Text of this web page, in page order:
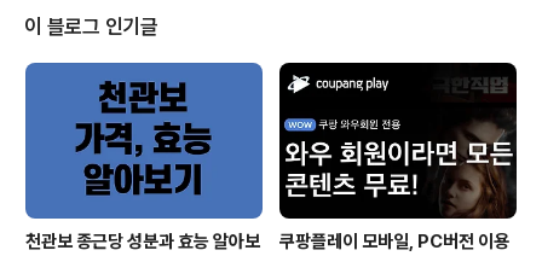
에서 저신용 소상공인들에게 1%의 초저금리로 1000만원
까지 대출 지원하는 '희망대출'을 진행합니다. 연이은 코로
나 확진자 증폭에 거리두기 강화조치 연장하면서 소상공인
의 회복을 지원하기 위함이라고 합니다. 중소벤처기업부에
서 14만개사에 1조4000억원이 공급된다고 합니다. 저신
용 소상공인 초저금리 대출 지원대상 저신용 소상공인 초
이 블로그 인기글
천관보 종근당 성분과 효능 알아보
쿠팡플레이 모바일, PC버전 이용